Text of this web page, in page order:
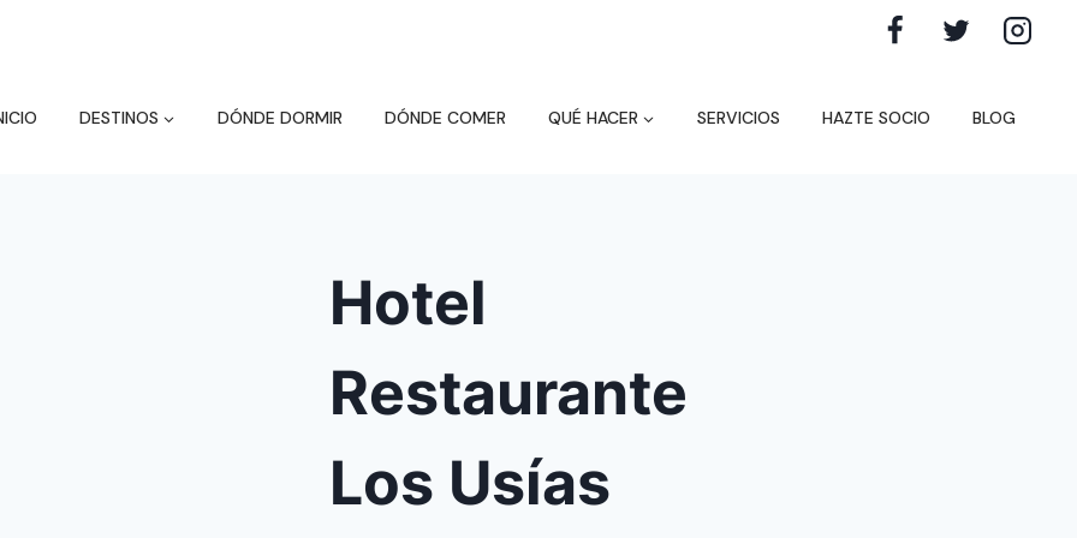
DESTINOS DÓNDE DORMIR DÓNDE COMER QUÉ HACER SERVICIOS HAZTE SOCIO BLOG
Hotel
Restaurante
Los Usías